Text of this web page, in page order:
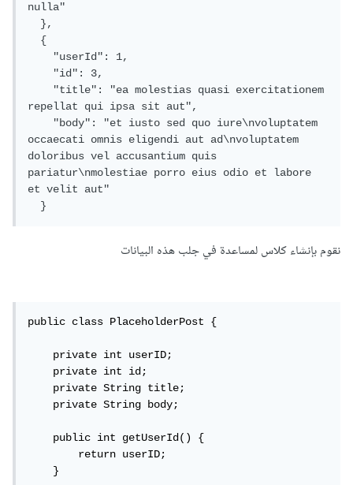
nulla"
  },
  {
    "userId": 1,
    "id": 3,
    "title": "ea molestias quasi exercitationem
repellat qui ipsa sit aut",
    "body": "et iusto sed quo iure\nvoluptatem
occaecati omnis eligendi aut ad\nvoluptatem
doloribus vel accusantium quis
pariatur\nmolestiae porro eius odio et labore
et velit aut"
  }
نقوم بإنشاء كلاس لمساعدة في جلب هذه البيانات
public class PlaceholderPost {
    private int userID;
    private int id;
    private String title;
    private String body;
    public int getUserId() {
        return userID;
    }